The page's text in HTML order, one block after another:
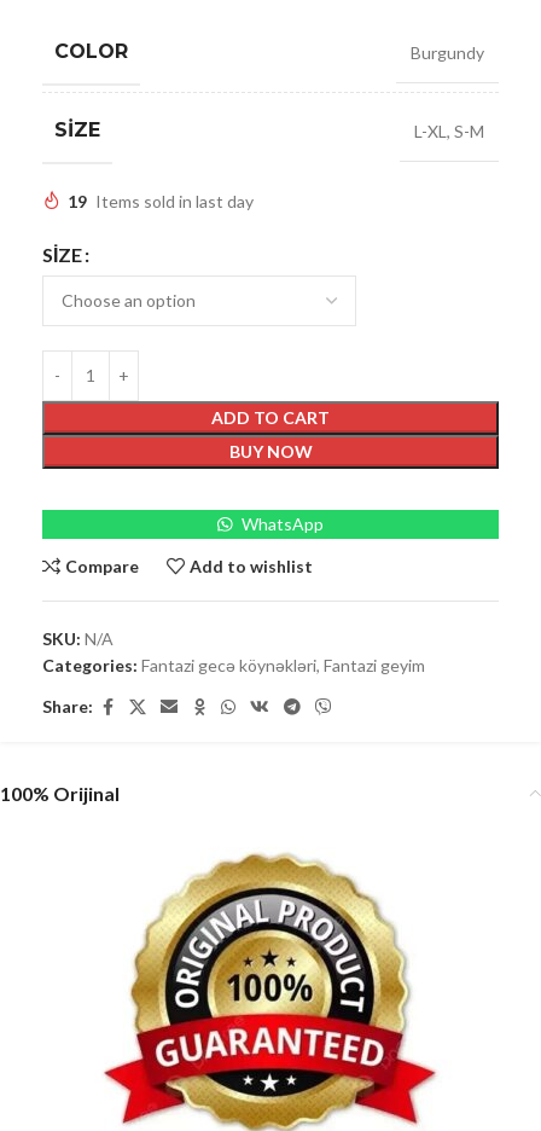
COLOR Burgundy
SIZE L-XL , S-M
19 Items sold in last day
SIZE
ADD TO CART
BUY NOW
WhatsApp
Compare Add to wishlist
SKU: N/A
Categories: Fantazi gecə köynəkləri, Fantazi geyim
Share:
100% Orijinal